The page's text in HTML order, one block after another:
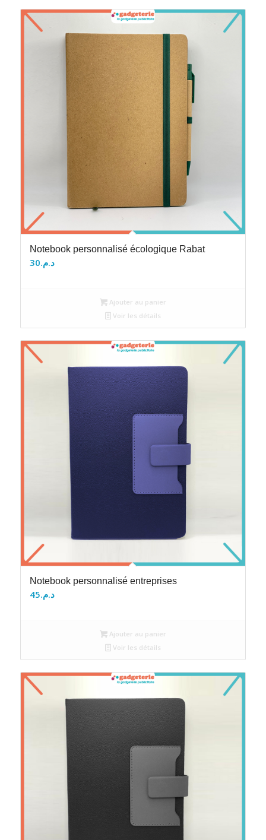
Notebook personnalisé écologique Rabat
د.م.30
Ajouter au panier
Voir les détails
Notebook personnalisé entreprises
د.م.45
Ajouter au panier
Voir les détails